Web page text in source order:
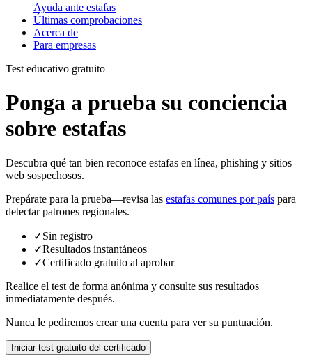
Ayuda ante estafas
Últimas comprobaciones
Acerca de
Para empresas
Test educativo gratuito
Ponga a prueba su conciencia
sobre estafas
Descubra qué tan bien reconoce estafas en línea, phishing y sitios
web sospechosos.
Prepárate para la prueba—revisa las estafas comunes por país para
detectar patrones regionales.
✓Sin registro
✓Resultados instantáneos
✓Certificado gratuito al aprobar
Realice el test de forma anónima y consulte sus resultados
inmediatamente después.
Nunca le pediremos crear una cuenta para ver su puntuación.
Iniciar test gratuito del certificado